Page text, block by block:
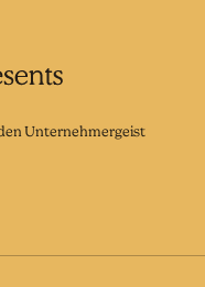
Unternehmergeist